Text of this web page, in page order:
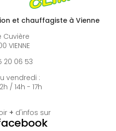
et chauffagiste à Vienne
Cuvière
VIENNE
20 06 53
vendredi :
/ 14h - 17h
+ d'infos sur